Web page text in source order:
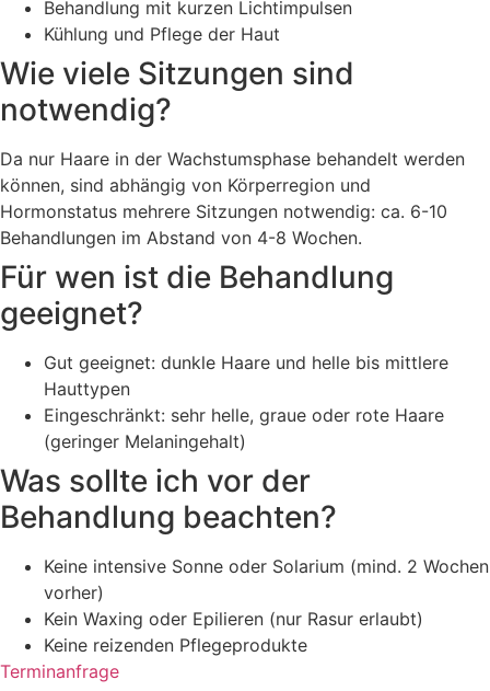
Behandlung mit kurzen Lichtimpulsen
Kühlung und Pflege der Haut
Wie viele Sitzungen sind
notwendig?
Da nur Haare in der Wachstumsphase behandelt werden
können, sind abhängig von Körperregion und
Hormonstatus mehrere Sitzungen notwendig: ca. 6-10
Behandlungen im Abstand von 4-8 Wochen.
Für wen ist die Behandlung
geeignet?
Gut geeignet: dunkle Haare und helle bis mittlere
Hauttypen
Eingeschränkt: sehr helle, graue oder rote Haare
(geringer Melaningehalt)
Was sollte ich vor der
Behandlung beachten?
Keine intensive Sonne oder Solarium (mind. 2 Wochen
vorher)
Kein Waxing oder Epilieren (nur Rasur erlaubt)
Keine reizenden Pflegeprodukte
Terminanfrage